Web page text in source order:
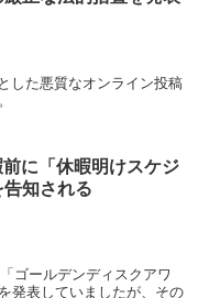
た悪質なオンライン投稿
知される
ゴールデンディスクアワ
発表していましたが、その
した。